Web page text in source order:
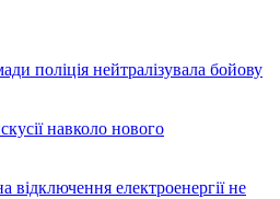
поліція нейтралізувала бойову
навколо нового
відключення електроенергії не